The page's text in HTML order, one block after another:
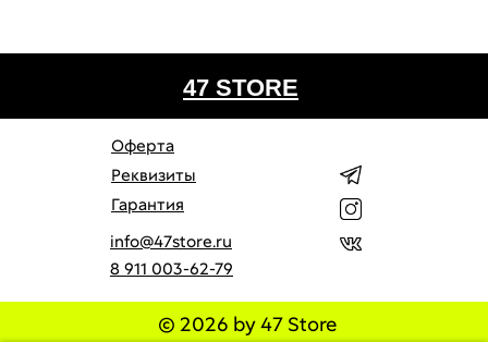
info@47store.ru
© 2026 by 47 Store
Оферта
Реквизиты
Гарантия
47 STORE
8 911 003-62-79